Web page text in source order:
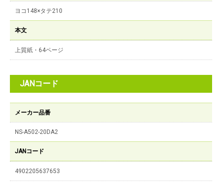
ヨコ148×タテ210
本文
上質紙・64ページ
JANコード
メーカー品番
NS-A502-20DA2
JANコード
4902205637653